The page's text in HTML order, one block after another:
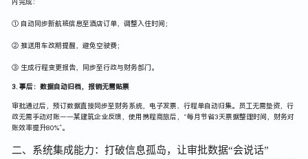
内完成：
① 自动同步新航班信息至酒店订单，调整入住时间；
② 推送用车改期提醒，避免空驶费；
③ 生成行程变更报告，同步至行政与财务部门。
3. 事后：数据自动归档，报销无需贴票
审批通过后，预订数据直接同步至财务系统，电子发票、行程单自动归集。员工无需垫资，行
政无需手动对账——某建筑企业反馈，使用携程商旅后，“每月节省3天票据整理时间，财务对
账效率提升80%”。
二、系统集成能力：打破信息孤岛，让审批数据“会说话”